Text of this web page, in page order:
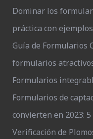
Dominar los
práctica con ejemplos
Guía de Formularios
formularios
Formularios
Formularios de
convierten en 2023:
Verificación de